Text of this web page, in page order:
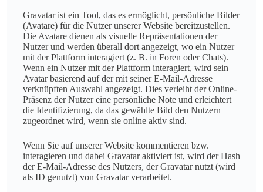
Gravatar ist ein Tool, das es ermöglicht, persönliche Bilder
(Avatare) für die Nutzer unserer Website bereitzustellen.
Die Avatare dienen als visuelle Repräsentationen der
Nutzer und werden überall dort angezeigt, wo ein Nutzer
mit der Plattform interagiert (z. B. in Foren oder Chats).
Wenn ein Nutzer mit der Plattform interagiert, wird sein
Avatar basierend auf der mit seiner E-Mail-Adresse
verknüpften Auswahl angezeigt. Dies verleiht der Online-
Präsenz der Nutzer eine persönliche Note und erleichtert
die Identifizierung, da das gewählte Bild den Nutzern
zugeordnet wird, wenn sie online aktiv sind.
Wenn Sie auf unserer Website kommentieren bzw.
interagieren und dabei Gravatar aktiviert ist, wird der Hash
der E-Mail-Adresse des Nutzers, der Gravatar nutzt (wird
als ID genutzt) von Gravatar verarbeitet.